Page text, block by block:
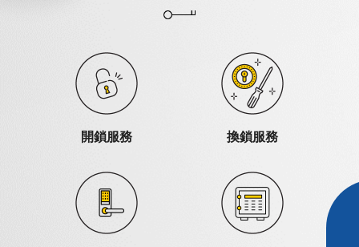
開鎖服務 換鎖服務